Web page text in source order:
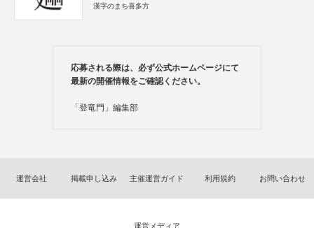
漢字のまち喜多方
応募される際は、必ず公式ホームページにて
最新の開催情報をご確認ください。
「登竜門」編集部
運営会社 掲載申し込み 主催運営ガイド 利用規約 お問い合わせ
運営メディア